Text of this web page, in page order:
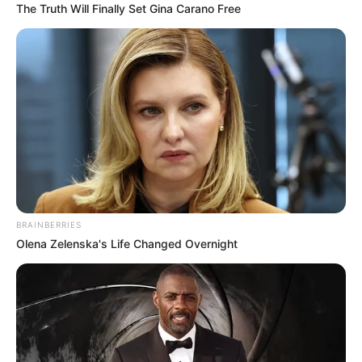
El cabildante también subrayó que el exalcalde Andrés
dejó en marcha varios proyectos de
infraestructura que permitirán destinar los recursos del
fallido puente al mejoramiento de la malla vial en toda la
“La alcaldesa enfrenta un nuevo reto: organizar la
ciudad. Ese dinero que originalmente era para un proyecto
y ahora se destina a otro cuenta con mi apoyo, porque
beneficiará a Ibagué”, agregó.
Martínez anticipó quela solicitud de redireccionamiento
contará con su respaldo en el Concejo
prioridad para la alcaldesa debe ser restaurar las vías de
la capital musical.“Antes, todos los gobernantes se
enfocaban en hacer muchas cosas; sin embargo, ella
podrá concentrarse en las necesidades más urgentes de la
The Truth Will Finally Set Gina Carano Free
BRAINBERRIES
Olena Zelenska's Life Changed Overnight